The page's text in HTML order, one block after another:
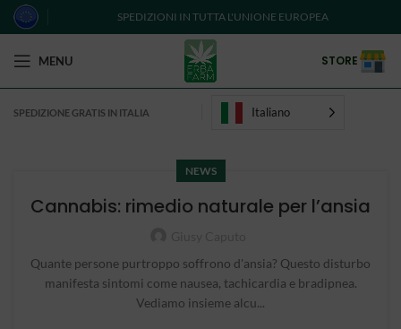
SPEDIZIONI IN TUTTA L'UNIONE EUROPEA
MENU STORE
SPEDIZIONE GRATIS IN ITALIA Italiano
NEWS
Cannabis: rimedio naturale per l’ansia
Quante persone purtroppo soffrono d'ansia? Questo disturbo
manifesta sintomi come nausea, tachicardia e bradipnea.
Vediamo insieme alcu...